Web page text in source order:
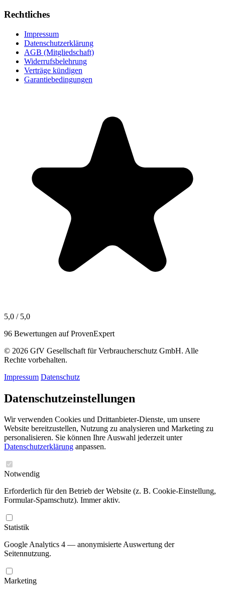
Rechtliches
Impressum
Datenschutzerklärung
AGB (Mitgliedschaft)
Widerrufsbelehrung
Verträge kündigen
Garantiebedingungen
5,0 / 5,0
96 Bewertungen auf ProvenExpert
© 2026 GfV Gesellschaft für Verbraucherschutz GmbH. Alle
Rechte vorbehalten.
Impressum Datenschutz
Datenschutzeinstellungen
Wir verwenden Cookies und Drittanbieter-Dienste, um unsere
Website bereitzustellen, Nutzung zu analysieren und Marketing zu
personalisieren. Sie können Ihre Auswahl jederzeit unter
Datenschutzerklärung anpassen.
Notwendig
Erforderlich für den Betrieb der Website (z. B. Cookie-Einstellung,
Formular-Spamschutz). Immer aktiv.
Statistik
Google Analytics 4 — anonymisierte Auswertung der
Seitennutzung.
Marketing